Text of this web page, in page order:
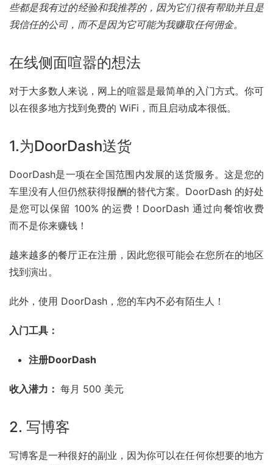
些都是我有过的经验和我推荐的，因为它们很有帮助并且是
我信任的公司，而不是因为它可能为我赚取任何佣金。
在线侧面喧嚣的想法
对于大多数人来说，网上的喧嚣是最简单的入门方式。你可
以在很多地方找到免费的 WiFi，而且启动成本很低。
1.为DoorDash送货
DoorDash是一项在全国范围内发展的送货服务。这是您的
车里没有人但仍然获得报酬的替代方案。DoorDash 的好处
是您可以保留 100% 的运费！DoorDash 通过向餐馆收费
而不是你来赚钱！
越来越多的餐厅正在注册，因此您很可能会在您所在的地区
找到演出。
此外，使用 DoorDash，您的车内不必有陌生人！
入门工具：
注册DoorDash
收入潜力： 每月 500 美元
2. 写博客
写博客是一种很好的副业，因为你可以在任何你想要的地方